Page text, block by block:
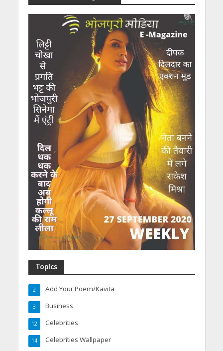
Topics
Add Your Poem/Kavita
2
Business
3
Celebrities
12
Celebrities Wallpaper
14